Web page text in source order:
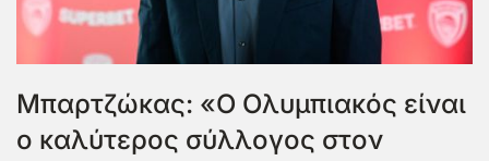
Μπαρτζώκας: «Ο Ολυμπιακός είναι
ο καλύτερος σύλλογος στον